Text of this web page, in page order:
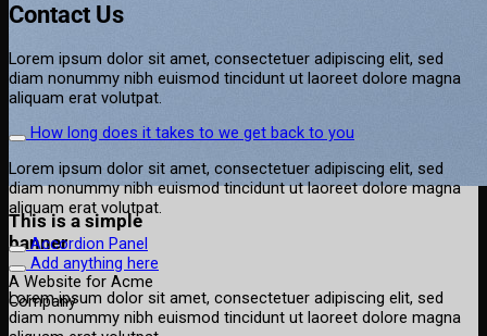
This is a simple
banner
A Website for Acme
Company
Contact Us
Lorem ipsum dolor sit amet, consectetuer adipiscing elit, sed
diam nonummy nibh euismod tincidunt ut laoreet dolore magna
aliquam erat volutpat.
How long does it takes to we get back to you
Lorem ipsum dolor sit amet, consectetuer adipiscing elit, sed
diam nonummy nibh euismod tincidunt ut laoreet dolore magna
aliquam erat volutpat.
Accordion Panel
Add anything here
Lorem ipsum dolor sit amet, consectetuer adipiscing elit, sed
diam nonummy nibh euismod tincidunt ut laoreet dolore magna